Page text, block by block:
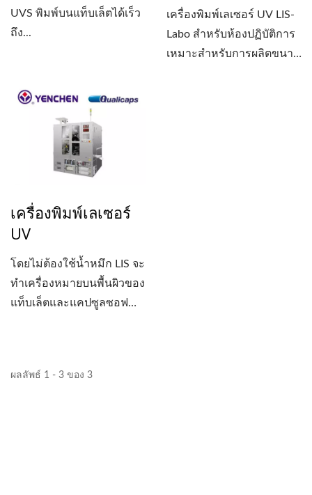
UVS พิมพ์บนแท็บเล็ตได้เร็ว
ถึง...
เครื่องพิมพ์เลเซอร์ UV LIS-
Labo สำหรับห้องปฏิบัติการ
เหมาะสำหรับการผลิตขนาด
เครื่องพิมพ์เลเซอร์
UV
โดยไม่ต้องใช้น้ำหมึก LIS จะ
ทำเครื่องหมายบนพื้นผิวของ
แท็บเล็ตและแคปซูลซอฟ
ผลลัพธ์ 1 - 3 ของ 3